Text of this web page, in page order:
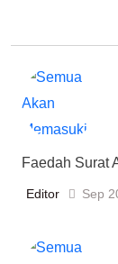
Faedah Surat
Editor Sep